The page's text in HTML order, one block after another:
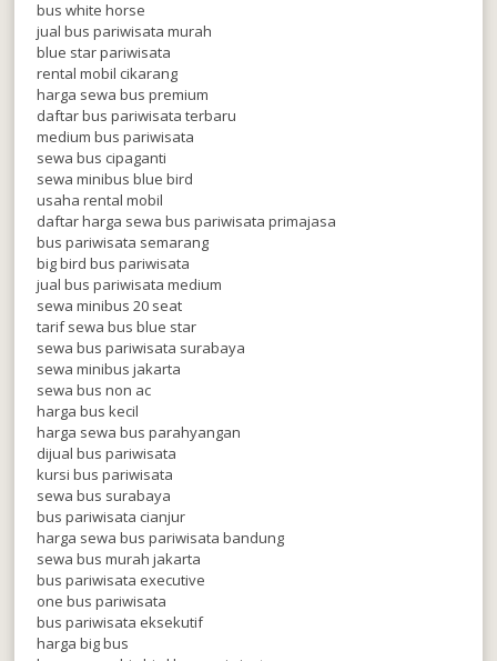
bus white horse
jual bus pariwisata murah
blue star pariwisata
rental mobil cikarang
harga sewa bus premium
daftar bus pariwisata terbaru
medium bus pariwisata
sewa bus cipaganti
sewa minibus blue bird
usaha rental mobil
daftar harga sewa bus pariwisata primajasa
bus pariwisata semarang
big bird bus pariwisata
jual bus pariwisata medium
sewa minibus 20 seat
tarif sewa bus blue star
sewa bus pariwisata surabaya
sewa minibus jakarta
sewa bus non ac
harga bus kecil
harga sewa bus parahyangan
dijual bus pariwisata
kursi bus pariwisata
sewa bus surabaya
bus pariwisata cianjur
harga sewa bus pariwisata bandung
sewa bus murah jakarta
bus pariwisata executive
one bus pariwisata
bus pariwisata eksekutif
harga big bus